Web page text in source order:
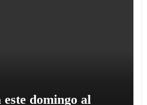
domingo al